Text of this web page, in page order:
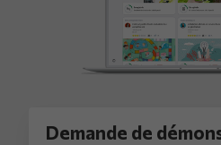
Demande de